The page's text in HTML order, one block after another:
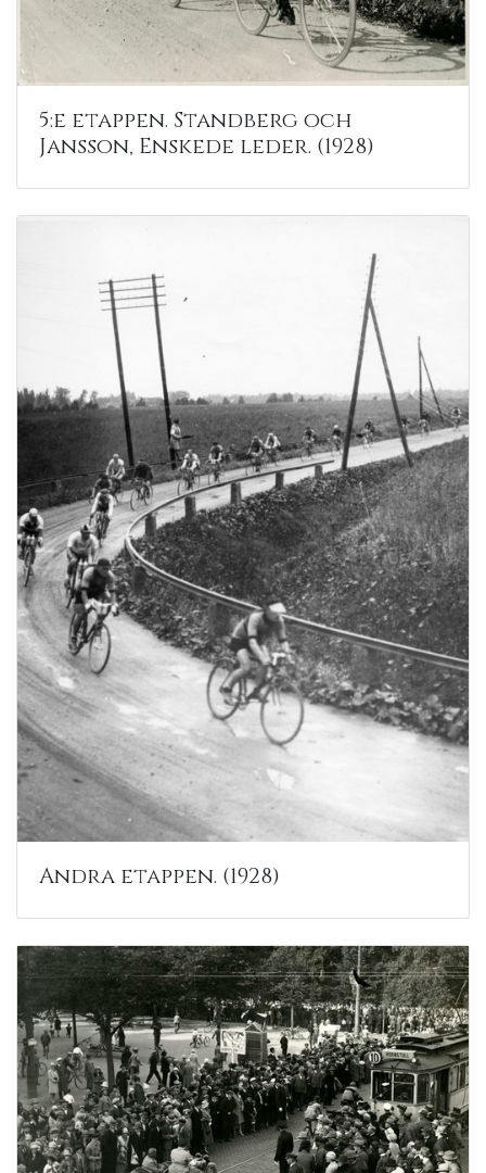
5:e etappen. Standberg och
Jansson, Enskede leder. (1928)
Andra etappen. (1928)